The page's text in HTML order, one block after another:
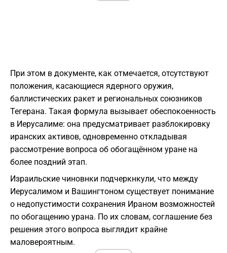
При этом в документе, как отмечается, отсутствуют
положения, касающиеся ядерного оружия,
баллистических ракет и региональных союзников
Тегерана. Такая формула вызывает обеспокоенность
в Иерусалиме: она предусматривает разблокировку
иранских активов, одновременно откладывая
рассмотрение вопроса об обогащённом уране на
более поздний этап.
Израильские чиновнки подчеркнкули, что между
Иерусалимом и Вашингтоном существует понимание
о недопустимости сохранения Ираном возможностей
по обогащению урана. По их словам, соглашение без
решения этого вопроса выглядит крайне
маловероятным.